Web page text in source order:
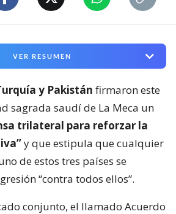
VER RESUMEN
y Pakistán firmaron este
sagrada saudí de La Meca un
trilateral para reforzar la
y que estipula que cualquier
de estos tres países se
“contra todos ellos”.
conjunto, el llamado Acuerdo